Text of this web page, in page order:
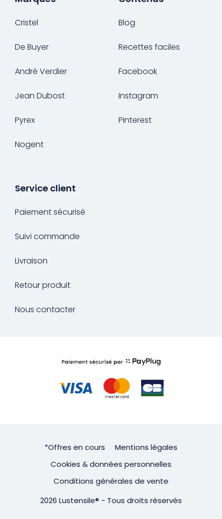
Cristel
De Buyer
André Verdier
Jean Dubost
Pyrex
Nogent
Blog
Recettes faciles
Facebook
Instagram
Pinterest
Service client
Paiement sécurisé
Suivi commande
Livraison
Retour produit
Nous contacter
*Offres en cours
Mentions légales
Cookies & données personnelles
Conditions générales de vente
2026 Lustensile® - Tous droits réservés